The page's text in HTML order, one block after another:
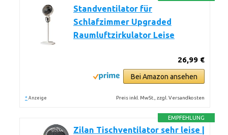
Standventilator für
Schlafzimmer Upgraded
Raumluftzirkulator Leise
26,99 €
Bei Amazon ansehen
* Anzeige Preis inkl. MwSt., zzgl. Versandkosten
EMPFEHLUNG
Zilan Tischventilator sehr leise |